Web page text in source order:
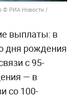
© РИА Новости /
выплаты: в
дня рождения
с 95-
— в
со 100-